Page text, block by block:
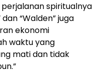
spiritualnya
“Walden” juga
ekonomi
waktu yang
mati dan tidak